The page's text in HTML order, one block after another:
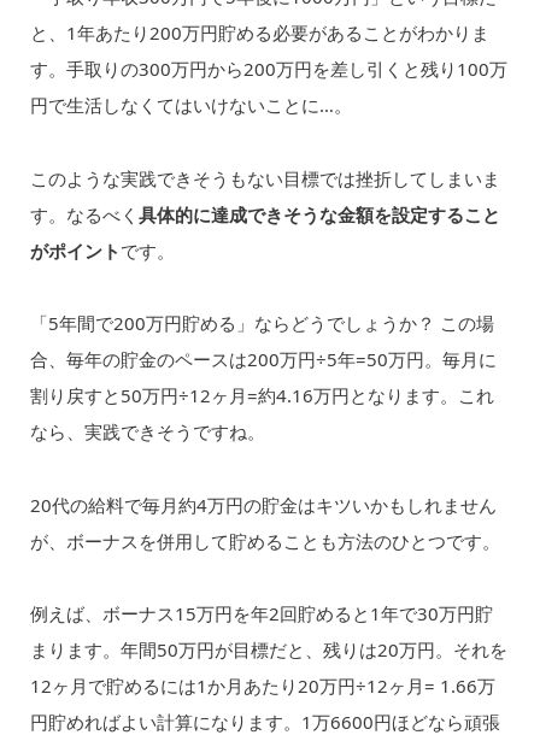
と、1年あたり200万円貯める必要があることがわかりま
す。手取りの300万円から200万円を差し引くと残り100万
円で生活しなくてはいけないことに…。
このような実践できそうもない目標では挫折してしまいま
す。なるべく 具体的に達成できそうな金額を設定すること
がポイント です。
「5年間で200万円貯める」ならどうでしょうか？ この場
合、毎年の貯金のペースは200万円÷5年=50万円。毎月に
割り戻すと50万円÷12ヶ月=約4.16万円となります。これ
なら、実践できそうですね。
20代の給料で毎月約4万円の貯金はキツいかもしれません
が、ボーナスを併用して貯めることも方法のひとつです。
例えば、ボーナス15万円を年2回貯めると1年で30万円貯
まります。年間50万円が目標だと、残りは20万円。それを
12ヶ月で貯めるには1か月あたり20万円÷12ヶ月= 1.66万
円貯めればよい計算になります。1万6600円ほどなら頑張